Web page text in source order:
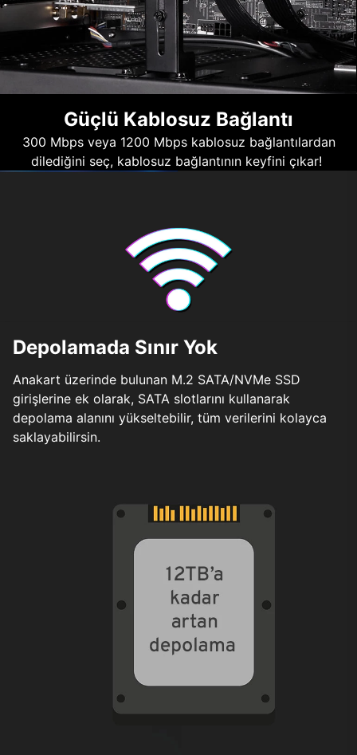
Güçlü Kablosuz Bağlantı
300 Mbps veya 1200 Mbps kablosuz bağlantılardan
dilediğini seç, kablosuz bağlantının keyfini çıkar!
Depolamada Sınır Yok
Anakart üzerinde bulunan M.2 SATA/NVMe SSD
girişlerine ek olarak, SATA slotlarını kullanarak
depolama alanını yükseltebilir, tüm verilerini kolayca
saklayabilirsin.